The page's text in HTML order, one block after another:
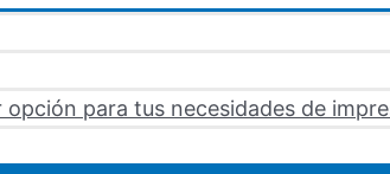
para tus necesidades de